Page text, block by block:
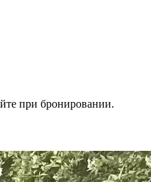
при бронировании.